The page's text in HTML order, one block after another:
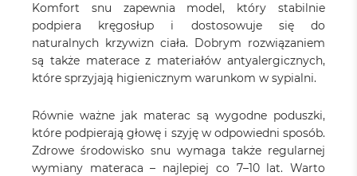
Komfort snu zapewnia model, który stabilnie
podpiera kręgosłup i dostosowuje się do
naturalnych krzywizn ciała. Dobrym rozwiązaniem
są także materace z materiałów antyalergicznych,
które sprzyjają higienicznym warunkom w sypialni.
Równie ważne jak materac są wygodne poduszki,
które podpierają głowę i szyję w odpowiedni sposób.
Zdrowe środowisko snu wymaga także regularnej
wymiany materaca – najlepiej co 7–10 lat. Warto